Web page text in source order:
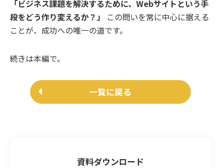
「ビジネス課題を解決するために、Webサイトという手
段をどう作り変えるか？」
この問いを常に中心に据える
ことが、成功への唯一の道です。
続きは本編で。
一覧に戻る
資料ダウンロード